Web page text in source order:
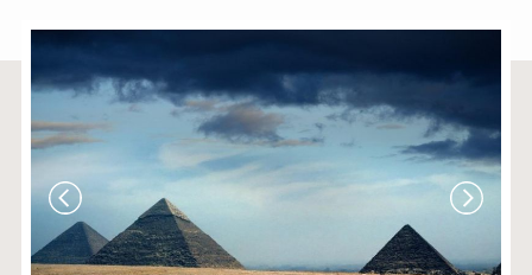
ЕВРОПА
ГЪРЦИЯ
ТУРЦИЯ
СЕПТЕМВРИЙСКИ ПРАЗНИЦИ
ПОЧИВКИ В ТУРЦИЯ 2026